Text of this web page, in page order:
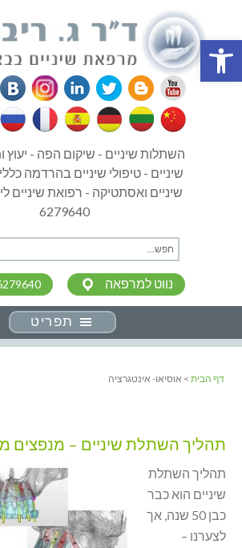
פתח סרגל נגישות
השתלות שיניים - שיקום הפה - יעוץ
שיניים - טיפולי שיניים בהרדמה
6279640
נווט למרפאה
תפריט
דף הבית > אוסיאו- אינטגרציה
תהליך השתלת שיניים – מנפצים
תהליך השתלת
שיניים הוא כבר
כבן 50 שנה, אך
לצערנו –